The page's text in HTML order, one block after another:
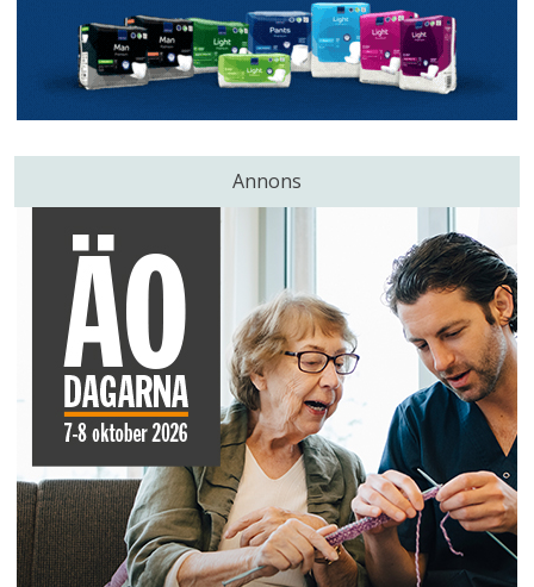
Annons